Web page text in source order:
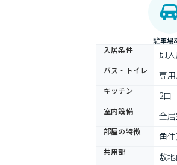
駐車場
入居条件 即
バス・トイレ 専
キッチン 2口
室内設備 全
部屋の特徴 角
共用部 敷